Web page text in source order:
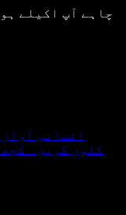
چاہے آپ اکیلے
کلون کریں۔